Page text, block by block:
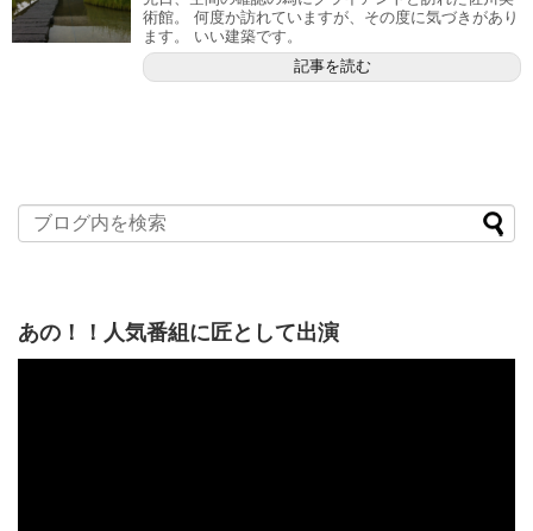
術館。 何度か訪れていますが、その度に気づきがあり
ます。 いい建築です。
記事を読む
あの！！人気番組に匠として出演